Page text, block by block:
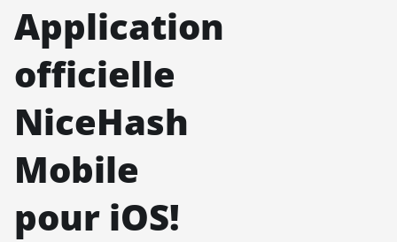
Application
officielle
NiceHash
Mobile
pour iOS!